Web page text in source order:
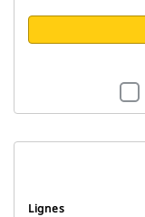
Lignes